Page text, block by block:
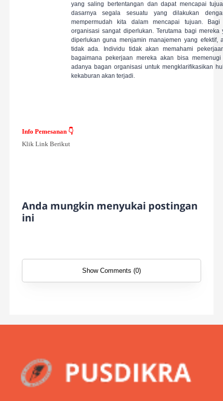
yang saling bertentangan dan dapat mencapai
dasarnya segala sesuatu yang dilakukan
mempermudah kita dalam mencapai tujuan.
organisasi sangat diperlukan. Terutama bagi
diperlukan guna menjamin manajemen yang
tidak ada. Individu tidak akan memahami
bagaimana pekerjaan mereka akan bisa
adanya bagan organisasi untuk mengklarifikasikan
kekaburan akan terjadi.
Info Pemesanan 👇
Klik Link Berikut
Anda mungkin menyukai postingan
ini
Show Comments (0)